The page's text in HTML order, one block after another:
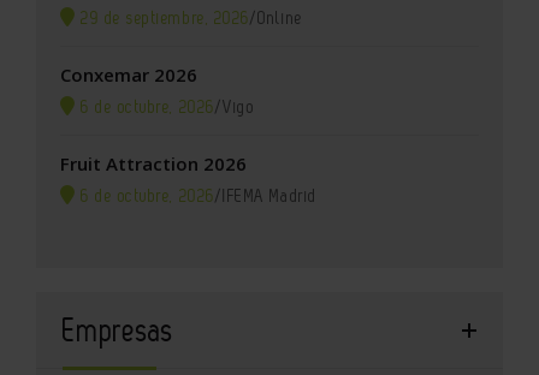
29 de septiembre, 2026/Online
Conxemar 2026
6 de octubre, 2026/Vigo
Fruit Attraction 2026
6 de octubre, 2026/IFEMA Madrid
Empresas